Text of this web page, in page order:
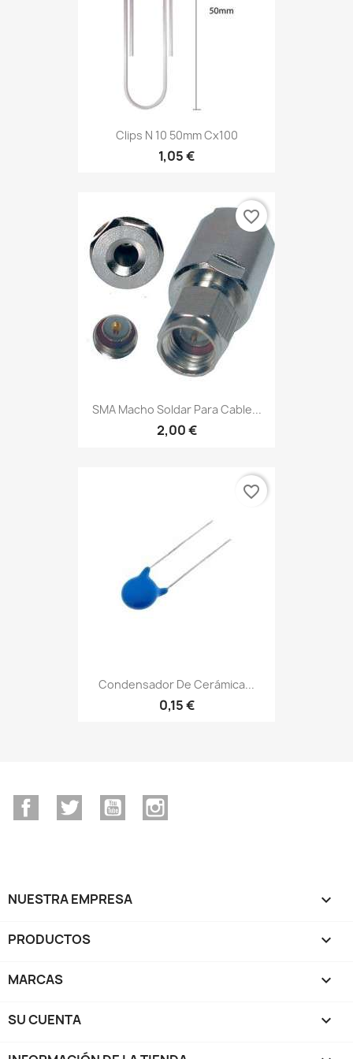
Clips N 10 50mm Cx100
1,05 €
SMA Macho Soldar Para Cable...
2,00 €
favorite_border
Condensador De Cerámica...
0,15 €
favorite_border
FacebookTwitter YouTube
NUESTRA EMPRESA 
PRODUCTOS 
MARCAS 
SU CUENTA 